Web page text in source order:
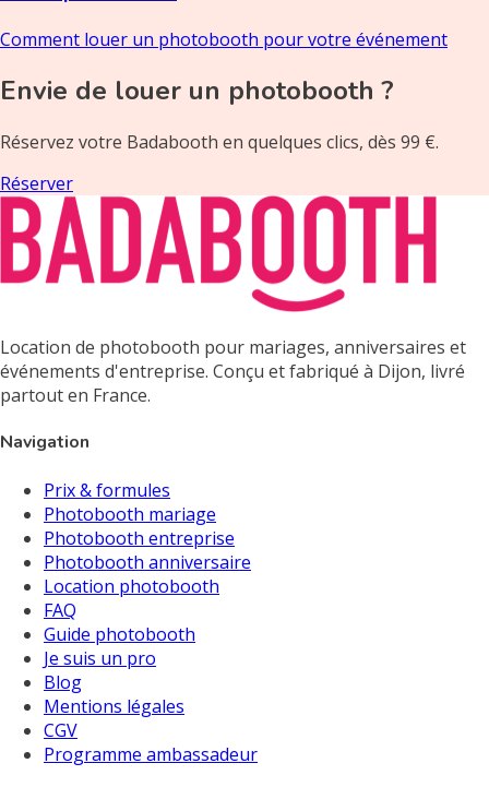
Comment louer un photobooth pour votre événement
Envie de louer un photobooth ?
Réservez votre Badabooth en quelques clics, dès 99 €.
Réserver
Location de photobooth pour mariages, anniversaires et
événements d'entreprise. Conçu et fabriqué à Dijon, livré
partout en France.
Navigation
Prix & formules
Photobooth mariage
Photobooth entreprise
Photobooth anniversaire
Location photobooth
FAQ
Guide photobooth
Je suis un pro
Blog
Mentions légales
CGV
Programme ambassadeur